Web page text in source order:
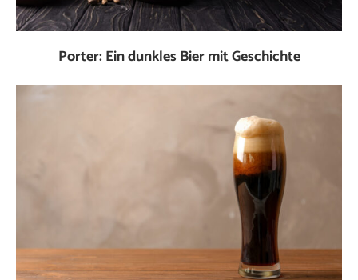
Porter: Ein dunkles Bier mit Geschichte